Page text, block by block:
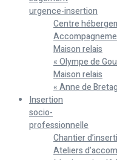
urgence-insertion
Centre
Maison relais
« Olympe de
Maison relais
« Anne de
Insertion
socio-
professionnelle
Chantier
Ateliers